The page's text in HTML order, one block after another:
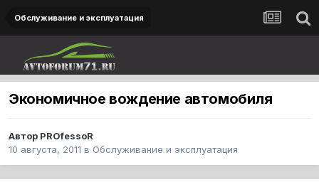
Обслуживание и эксплуатация
Экономичное вождение автомобиля
Автор PROfessoR
10 августа, 2011 в Обслуживание и эксплуатация